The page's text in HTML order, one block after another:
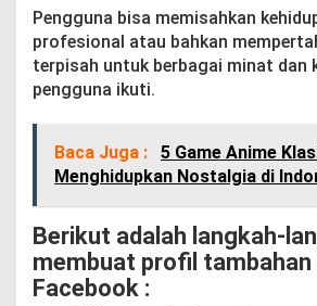
Pengguna bisa memisahkan
profesional atau bahkan
terpisah untuk berbagai minat dan
pengguna ikuti.
Baca Juga :
5 Game Anime
Menghidupkan Nostalgia di
Berikut adalah langkah-
membuat profil tambahan
Facebook :